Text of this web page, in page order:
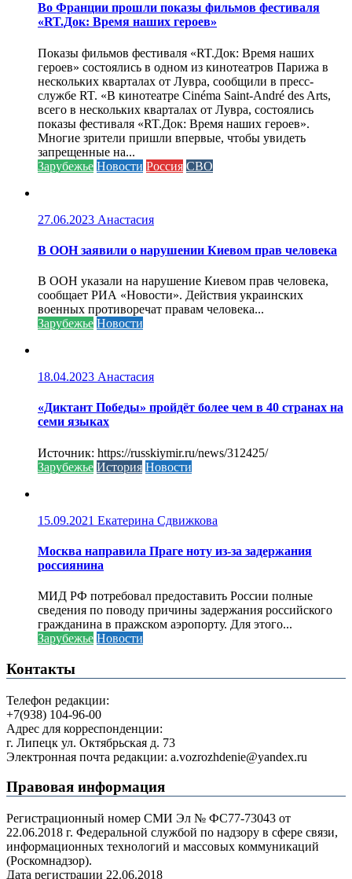
Во Франции прошли показы фильмов фестиваля
«RT.Док: Время наших героев»
Показы фильмов фестиваля «RT.Док: Время наших
героев» состоялись в одном из кинотеатров Парижа в
нескольких кварталах от Лувра, сообщили в пресс-
службе RT. «В кинотеатре Cinéma Saint-André des Arts,
всего в нескольких кварталах от Лувра, состоялись
показы фестиваля «RT.Док: Время наших героев».
Многие зрители пришли впервые, чтобы увидеть
запрещенные на...
Зарубежье Новости Россия СВО
27.06.2023 Анастасия
В ООН заявили о нарушении Киевом прав человека
В ООН указали на нарушение Киевом прав человека,
сообщает РИА «Новости». Действия украинских
военных противоречат правам человека...
Зарубежье Новости
18.04.2023 Анастасия
«Диктант Победы» пройдёт более чем в 40 странах на
семи языках
Источник: https://russkiymir.ru/news/312425/
Зарубежье История Новости
15.09.2021 Екатерина Сдвижкова
Москва направила Праге ноту из-за задержания
россиянина
МИД РФ потребовал предоставить России полные
сведения по поводу причины задержания российского
гражданина в пражском аэропорту. Для этого...
Зарубежье Новости
Контакты
Телефон редакции:
+7(938) 104-96-00
Адрес для корреспонденции:
г. Липецк ул. Октябрьская д. 73
Электронная почта редакции: a.vozrozhdenie@yandex.ru
Правовая информация
Регистрационный номер СМИ Эл № ФС77-73043 от
22.06.2018 г. Федеральной службой по надзору в сфере связи,
информационных технологий и массовых коммуникаций
(Роскомнадзор).
Дата регистрации 22.06.2018